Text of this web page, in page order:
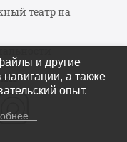
театр на
и другие
а также
опыт.